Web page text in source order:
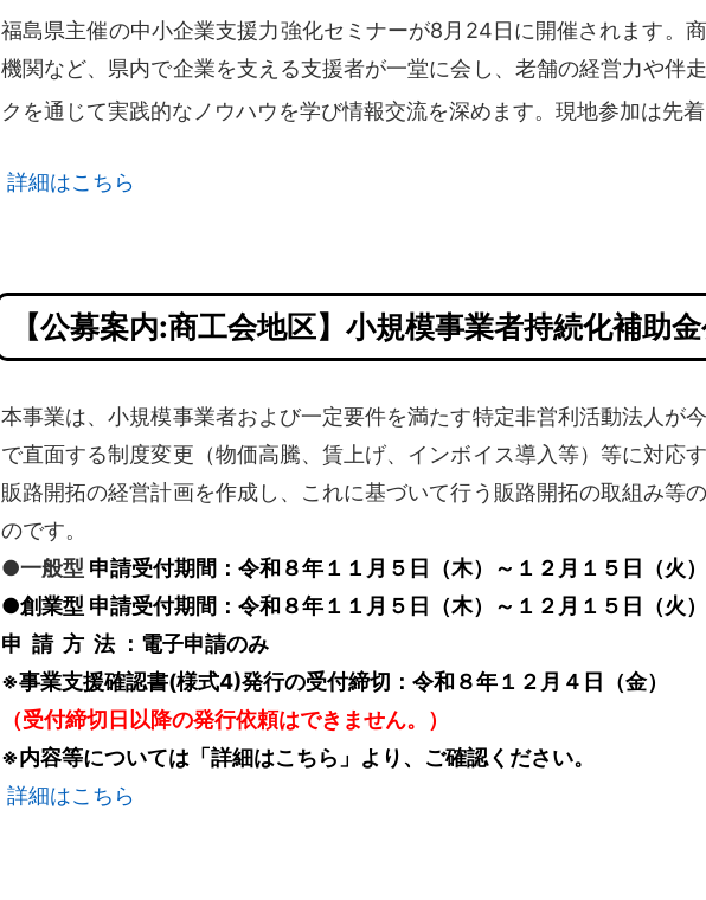
福島県主催の中小企業支援力強化セミナーが8月24日に開催されます。
機関など、県内で企業を支える支援者が一堂に会し、老舗の経営力や伴
クを通じて実践的なノウハウを学び情報交流を深めます。現地参加は先
詳細はこちら
【公募案内:商工会地区】小規模事業者持続化補助
本事業は、小規模事業者および一定要件を満たす特定非営利活動法人が
で直面する制度変更（物価高騰、賃上げ、インボイス導入等）等に対応
販路開拓の経営計画を作成し、これに基づいて行う販路開拓の取組み等
のです。
●一般型 申請受付期間：令和８年１１月５日（木）～１２月１５日（火
●創業型 申請受付期間：令和８年１１月５日（木）～１２月１５日（火
申 請 方 法 ：電子申請のみ
※事業支援確認書(様式4)発行の受付締切：令和８年１２月４日（金）
（受付締切日以降の発行依頼はできません。）
※内容等については「詳細はこちら」より、ご確認ください。
詳細はこちら